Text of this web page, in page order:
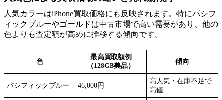
人気カラーはiPhone買取価格にも反映されます。特にパシフ
ィックブルーやゴールドは中古市場で高い需要があり、他の
色よりも査定額が高めに推移する傾向です。
色
最高買取額例
（128GB美品）
傾向
パシフィックブルー 46,000円
高人気・在庫不足で
高値